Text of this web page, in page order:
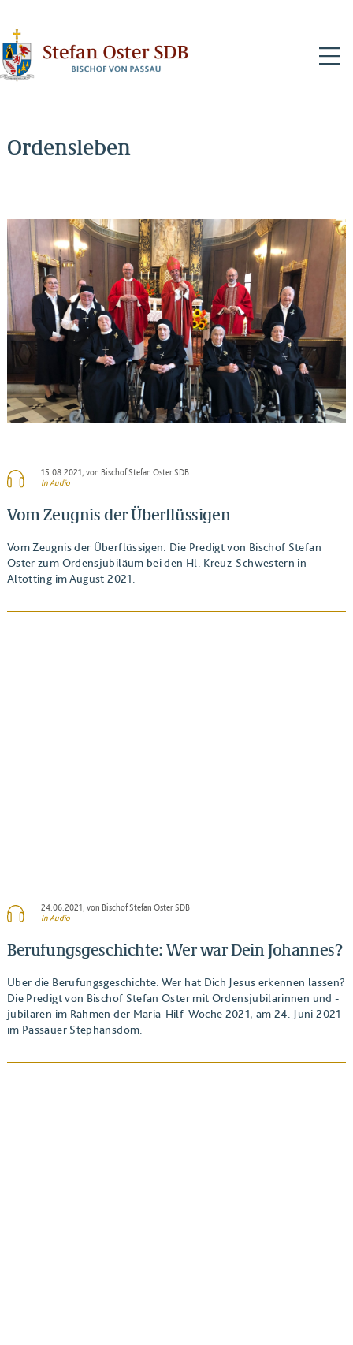
Ordensleben
15.08.2021, von Bischof Stefan Oster SDB
In Audio
Vom Zeugnis der Überflüssigen
Vom Zeugnis der Überflüssigen. Die Predigt von Bischof Stefan
Oster zum Ordensjubiläum bei den Hl. Kreuz-Schwestern in
Altötting im August 2021.
24.06.2021, von Bischof Stefan Oster SDB
In Audio
Berufungsgeschichte: Wer war Dein Johannes?
Über die Berufungsgeschichte: Wer hat Dich Jesus erkennen lassen?
Die Predigt von Bischof Stefan Oster mit Ordensjubilarinnen und -
jubilaren im Rahmen der Maria-Hilf-Woche 2021, am 24. Juni 2021
im Passauer Stephansdom.